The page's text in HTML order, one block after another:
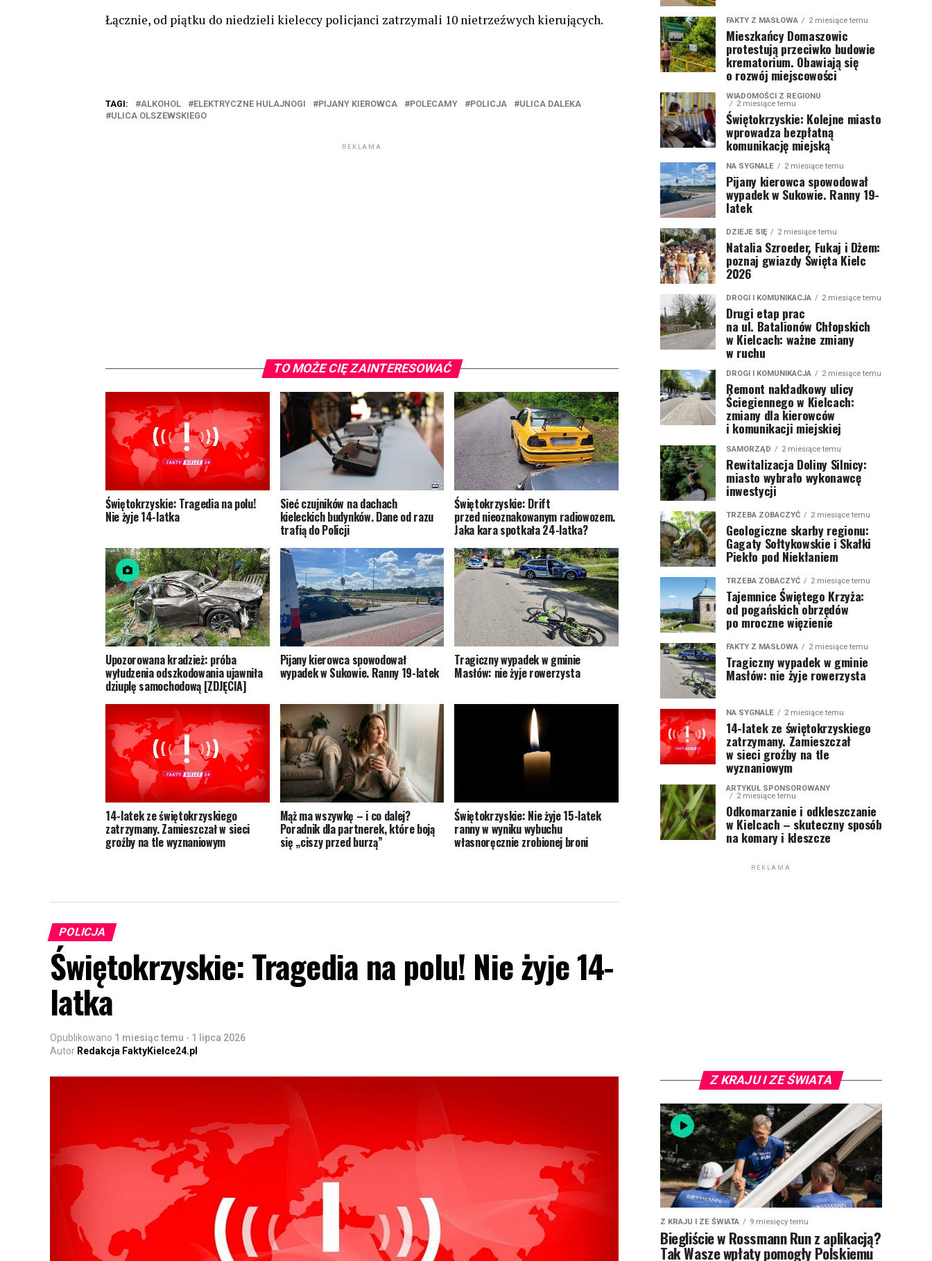
Łącznie, od piątku do niedzieli kieleccy policjanci zatrzymali 10 nietrzeźwych kierujących.
TAGI: ALKOHOL ELEKTRYCZNE HULAJNOGI PIJANY KIEROWCA POLECAMY POLICJA
ULICA DALEKA
ULICA OLSZEWSKIEGO
REKLAMA
TO MOŻE CIĘ ZAINTERESOWAĆ
Świętokrzyskie: Tragedia na polu!
Nie żyje 14-latka
Sieć czujników na dachach
kieleckich budynków. Dane od razu
trafią do Policji
Świętokrzyskie: Drift
przed nieoznakowanym radiowozem.
Jaka kara spotkała 24-latka?
Upozorowana kradzież: próba
wyłudzenia odszkodowania ujawniła
dziuplę samochodową [ZDJĘCIA]
Pijany kierowca spowodował
wypadek w Sukowie. Ranny 19-latek
Tragiczny wypadek w gminie
Masłów: nie żyje rowerzysta
14-latek ze świętokrzyskiego
zatrzymany. Zamieszczał w sieci
groźby na tle wyznaniowym
Mąż ma wszywkę – i co dalej?
Poradnik dla partnerek, które boją
się „ciszy przed burzą”
Świętokrzyskie: Nie żyje 15-latek
ranny w wyniku wybuchu
własnoręcznie zrobionej broni
POLICJA
Świętokrzyskie: Tragedia na polu! Nie żyje 14-
latka
Opublikowano 1 miesiąc temu - 1 lipca 2026
Autor Redakcja FaktyKielce24.pl
FAKTY Z MASŁOWA 2 miesiące temu
Mieszkańcy Domaszowic
protestują przeciwko budowie
krematorium. Obawiają się
o rozwój miejscowości
WIADOMOŚCI Z REGIONU
2 miesiące temu
Świętokrzyskie: Kolejne miasto
wprowadza bezpłatną
komunikację miejską
NA SYGNALE 2 miesiące temu
Pijany kierowca spowodował
wypadek w Sukowie. Ranny 19-
latek
DZIEJE SIĘ 2 miesiące temu
Natalia Szroeder, Fukaj i Dżem:
poznaj gwiazdy Święta Kielc
2026
DROGI I KOMUNIKACJA 2 miesiące temu
Drugi etap prac
na ul. Batalionów Chłopskich
w Kielcach: ważne zmiany
w ruchu
DROGI I KOMUNIKACJA 2 miesiące temu
Remont nakładkowy ulicy
Ściegiennego w Kielcach:
zmiany dla kierowców
i komunikacji miejskiej
SAMORZĄD 2 miesiące temu
Rewitalizacja Doliny Silnicy:
miasto wybrało wykonawcę
inwestycji
TRZEBA ZOBACZYĆ 2 miesiące temu
Geologiczne skarby regionu:
Gagaty Sołtykowskie i Skałki
Piekło pod Niekłaniem
TRZEBA ZOBACZYĆ 2 miesiące temu
Tajemnice Świętego Krzyża:
od pogańskich obrzędów
po mroczne więzienie
FAKTY Z MASŁOWA 2 miesiące temu
Tragiczny wypadek w gminie
Masłów: nie żyje rowerzysta
NA SYGNALE 2 miesiące temu
14-latek ze świętokrzyskiego
zatrzymany. Zamieszczał
w sieci groźby na tle
wyznaniowym
ARTYKUŁ SPONSOROWANY
2 miesiące temu
Odkomarzanie i odkleszczanie
w Kielcach – skuteczny sposób
na komary i kleszcze
REKLAMA
Z KRAJU I ZE ŚWIATA
Z KRAJU I ZE ŚWIATA 9 miesięcy temu
Biegliście w Rossmann Run z aplikacją?
Tak Wasze wpłaty pomogły Polskiemu